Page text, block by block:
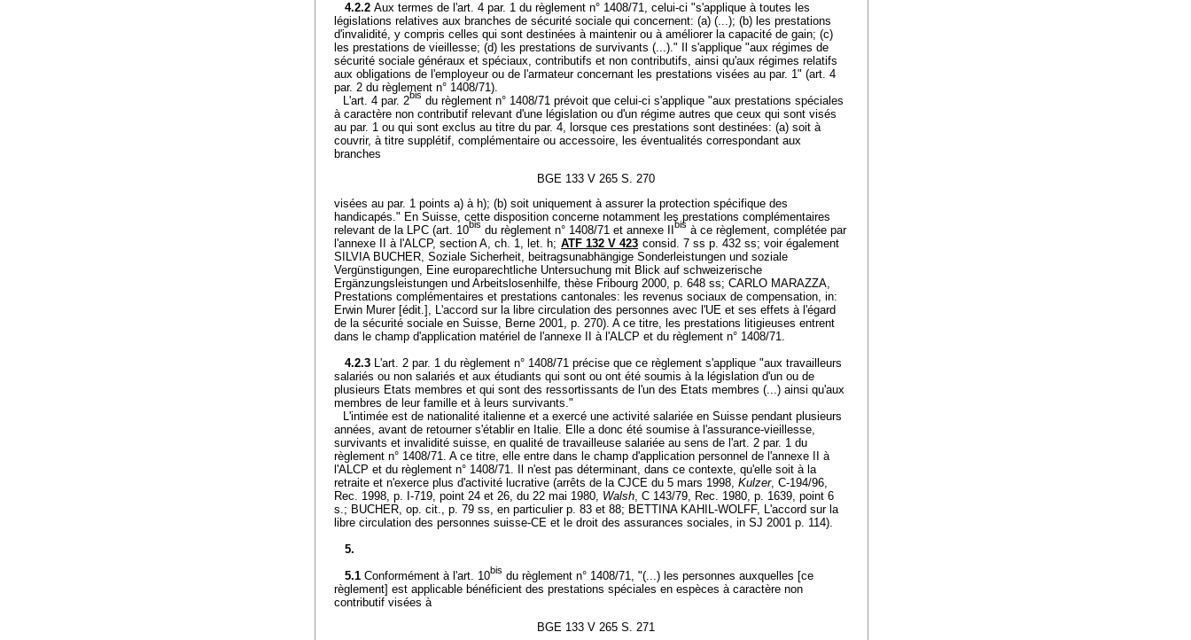
4.2.2 Aux termes de l'art. 4 par. 1 du règlement n° 1408/71, celui-ci "s'applique à toutes les
législations relatives aux branches de sécurité sociale qui concernent: (a) (...); (b) les prestations
d'invalidité, y compris celles qui sont destinées à maintenir ou à améliorer la capacité de gain; (c)
les prestations de vieillesse; (d) les prestations de survivants (...)." Il s'applique "aux régimes de
sécurité sociale généraux et spéciaux, contributifs et non contributifs, ainsi qu'aux régimes relatifs
aux obligations de l'employeur ou de l'armateur concernant les prestations visées au par. 1" (art. 4
par. 2 du règlement n° 1408/71).
L'art. 4 par. 2bis du règlement n° 1408/71 prévoit que celui-ci s'applique "aux prestations spéciales
à caractère non contributif relevant d'une législation ou d'un régime autres que ceux qui sont visés
au par. 1 ou qui sont exclus au titre du par. 4, lorsque ces prestations sont destinées: (a) soit à
couvrir, à titre supplétif, complémentaire ou accessoire, les éventualités correspondant aux
branches
BGE 133 V 265 S. 270
visées au par. 1 points a) à h); (b) soit uniquement à assurer la protection spécifique des
handicapés." En Suisse, cette disposition concerne notamment les prestations complémentaires
relevant de la LPC (art. 10bis du règlement n° 1408/71 et annexe II bis à ce règlement, complétée par
l'annexe II à l'ALCP, section A, ch. 1, let. h; ATF 132 V 423 consid. 7 ss p. 432 ss; voir également
SILVIA BUCHER, Soziale Sicherheit, beitragsunabhängige Sonderleistungen und soziale
Vergünstigungen, Eine europarechtliche Untersuchung mit Blick auf schweizerische
Ergänzungsleistungen und Arbeitslosenhilfe, thèse Fribourg 2000, p. 648 ss; CARLO MARAZZA,
Prestations complémentaires et prestations cantonales: les revenus sociaux de compensation, in:
Erwin Murer [édit.], L'accord sur la libre circulation des personnes avec l'UE et ses effets à l'égard
de la sécurité sociale en Suisse, Berne 2001, p. 270). A ce titre, les prestations litigieuses entrent
dans le champ d'application matériel de l'annexe II à l'ALCP et du règlement n° 1408/71.
4.2.3 L'art. 2 par. 1 du règlement n° 1408/71 précise que ce règlement s'applique "aux travailleurs
salariés ou non salariés et aux étudiants qui sont ou ont été soumis à la législation d'un ou de
plusieurs Etats membres et qui sont des ressortissants de l'un des Etats membres (...) ainsi qu'aux
membres de leur famille et à leurs survivants."
L'intimée est de nationalité italienne et a exercé une activité salariée en Suisse pendant plusieurs
années, avant de retourner s'établir en Italie. Elle a donc été soumise à l'assurance-vieillesse,
survivants et invalidité suisse, en qualité de travailleuse salariée au sens de l'art. 2 par. 1 du
règlement n° 1408/71. A ce titre, elle entre dans le champ d'application personnel de l'annexe II à
l'ALCP et du règlement n° 1408/71. Il n'est pas déterminant, dans ce contexte, qu'elle soit à la
retraite et n'exerce plus d'activité lucrative (arrêts de la CJCE du 5 mars 1998, Kulzer, C-194/96,
Rec. 1998, p. I-719, point 24 et 26, du 22 mai 1980, Walsh, C 143/79, Rec. 1980, p. 1639, point 6
s.; BUCHER, op. cit., p. 79 ss, en particulier p. 83 et 88; BETTINA KAHIL-WOLFF, L'accord sur la
libre circulation des personnes suisse-CE et le droit des assurances sociales, in SJ 2001 p. 114).
5.
5.1 Conformément à l'art. 10bis du règlement n° 1408/71, "(...) les personnes auxquelles [ce
règlement] est applicable bénéficient des prestations spéciales en espèces à caractère non
contributif visées à
BGE 133 V 265 S. 271